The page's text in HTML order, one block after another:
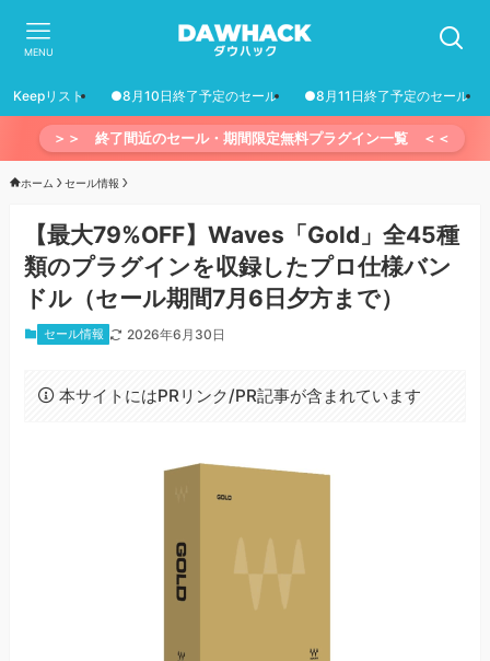
MENU
Keepリスト ●8月10日終了予定のセール ●8月11日終了予定のセール
＞＞ 終了間近のセール・期間限定無料プラグイン一覧 ＜＜
ホーム セール情報
【最大79%OFF】Waves「Gold」全45種
類のプラグインを収録したプロ仕様バン
ドル（セール期間7月6日夕方まで）
セール情報 2026年6月30日
本サイトにはPRリンク/PR記事が含まれています